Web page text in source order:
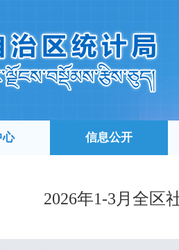
心 信息公开
2026年1-3月全区